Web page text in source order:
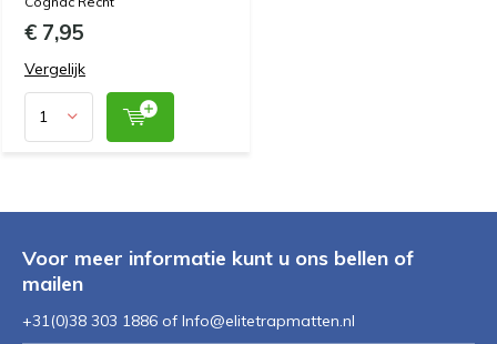
€ 7,95
Vergelijk
Voor meer informatie kunt u ons bellen of
mailen
+31(0)38 303 1886 of Info@elitetrapmatten.nl